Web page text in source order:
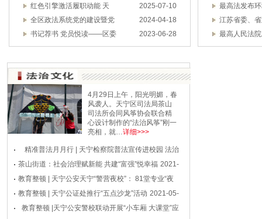
红色引擎激活履职动能 天
2025-07-10
全区政法系统党的建设暨党
2024-04-18
书记荐书 党员悦读——区委
2023-06-28
最高法发布
江苏省委、
最高人民法
4月29日上午，阳光明媚，春
风袭人。天宁区司法局茶山
司法所会同风筝协会联合精
心设计制作的“法治风筝”刚一
亮相，就…详细>>>
精准普法月月行 | 天宁检察院普法宣传进校园 法治
教育
2021-05-14
茶山街道：社会治理赋新能 共建“富强”悦幸福 2021-
05-08
教育整顿 | 天宁公安天宁“警营夜校”： 81堂专业“夜
2021-05-06
教育整顿 | 天宁公证处推行“五点沙龙”活动 2021-05-
06
教育整顿 |天宁公安警校联动开展“小车厢 大课堂”应